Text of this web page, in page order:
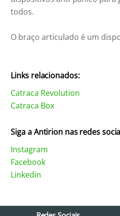
todos.
O braço articulado é um
Links relacionados:
Catraca Revolution
Catraca Box
Siga a Antirion nas redes
Instagram
Facebook
Linkedin